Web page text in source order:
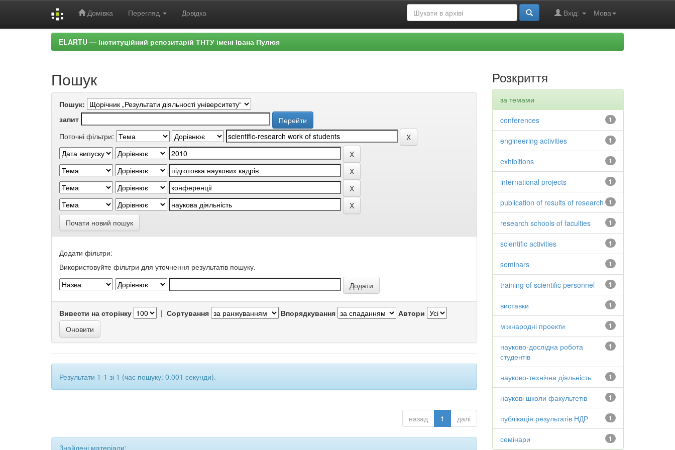
Домівка Перегляд Довідка Мова
Вхід:
ELARTU — Інституційний репозитарій ТНТУ імені Івана Пулюя
Пошук
Пошук:
запит
Поточні фільтри:
Почати новий пошук
Додати фільтри:
Використовуйте фільтри для уточнення результатів пошуку.
Вивести на сторінку | Сортування Впорядкування Автори
Результати 1-1 зі 1 (час пошуку: 0.001 секунди).
назад 1 далі
Знайдені матеріали:
Розкриття
за темами
1
conferences
1
engineering activities
1
exhibitions
1
international projects
1
publication of results of research
1
research schools of faculties
1
scientific activities
1
seminars
1
training of scientific personnel
1
виставки
1
міжнародні проекти
1
науково-дослідна робота
студентів
1
науково-технічна діяльність
1
наукові школи факультетів
1
публікація результатів НДР
1
семінари